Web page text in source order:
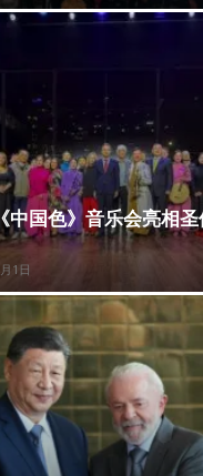
中国色》音乐会亮相
1日